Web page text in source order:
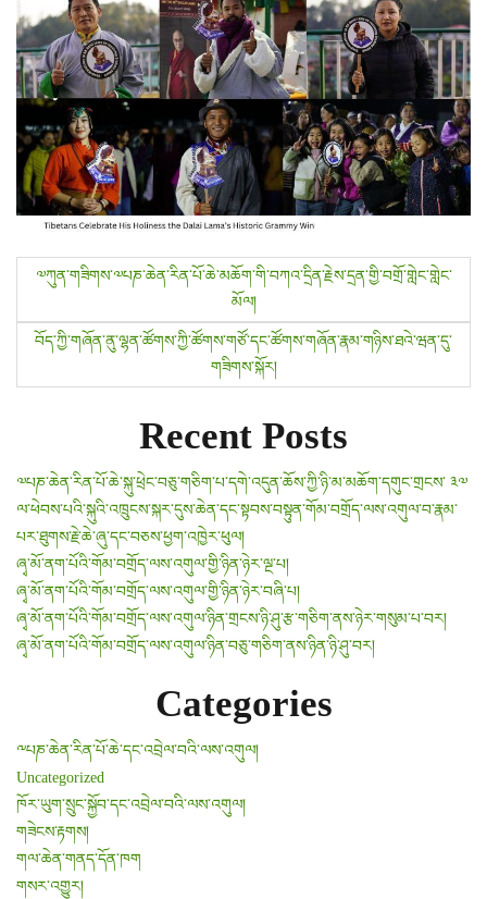
P
o
a
v
i
g
a
i
o
n
༧ཀུན་གཟིགས་༧པཎ་ཆེན་རིན་པོ་ཆེ་མཆོག་གི་བཀའ་དྲིན་རྗེས་དྲན་གྱི་བགྲོ་གླེང་གླེང་
མོལ།
བོད་ཀྱི་གཞོན་ནུ་ལྷན་ཚོགས་ཀྱི་ཚོགས་གཙོ་དང་ཚོགས་གཞོན་རྣམ་གཉིས་ཐའེ་ཝན་དུ་
གཟིགས་སྐོར།
Recent Posts
༧པཎ་ཆེན་རིན་པོ་ཆེ་སྐུ་ཕྲེང་བཅུ་གཅིག་པ་དགེ་འདུན་ཆོས་ཀྱི་ཉི་མ་མཆོག་དགུང་གྲངས་ ༣༧
ལ་ཕེབས་པའི་སྐུའི་འཁྲུངས་སྐར་དུས་ཆེན་དང་སྟབས་བསྟུན་གོམ་བགྲོད་ལས་འགུལ་བ་རྣམ་
པར་ཐུགས་རྗེ་ཆེ་ཞུ་དང་བཅས་ཕྱག་འཁྱེར་ཕུལ།
ཞྭ་མོ་ནག་པོའི་གོམ་བགྲོད་ལས་འགུལ་གྱི་ཉིན་ཉེར་ལྔ་པ།
ཞྭ་མོ་ནག་པོའི་གོམ་བགྲོད་ལས་འགུལ་གྱི་ཉིན་ཉེར་བཞི་པ།
ཞྭ་མོ་ནག་པོའི་གོམ་བགྲོད་ལས་འགུལ་ཉིན་གྲངས་ཉི་ཤུ་རྩ་གཅིག་ནས་ཉེར་གསུམ་པ་བར།
ཞྭ་མོ་ནག་པོའི་གོམ་བགྲོད་ལས་འགུལ་ཉིན་བཅུ་གཅིག་ནས་ཉིན་ཉི་ཤུ་བར།
Categories
༸པཎ་ཆེན་རིན་པོ་ཆེ་དང་འབྲེལ་བའི་ལས་འགུལ།
Uncategorized
ཁོར་ཡུག་སྲུང་སྐྱོབ་དང་འབྲེལ་བའི་ལས་འགུལ།
གཟེངས་རྟགས།
གལ་ཆེན་གནད་དོན་ཁག
གསར་འགྱུར།